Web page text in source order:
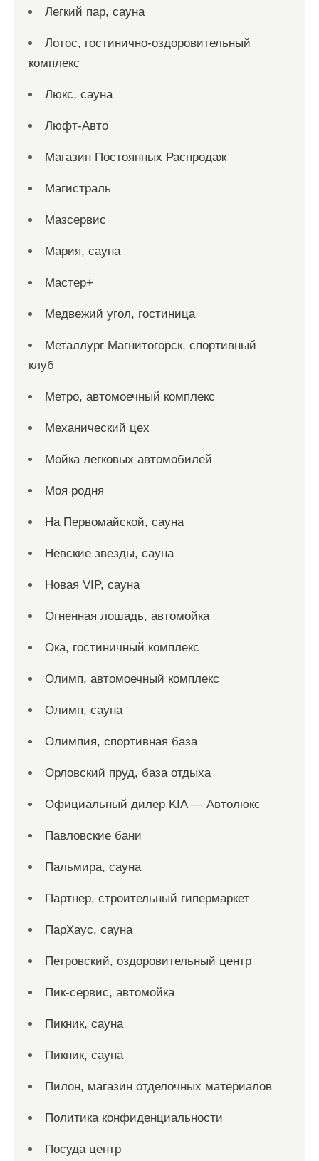
Легкий пар, сауна
Лотос, гостинично-оздоровительный
комплекс
Люкс, сауна
Люфт-Авто
Магазин Постоянных Распродаж
Магистраль
Мазсервис
Мария, сауна
Мастер+
Медвежий угол, гостиница
Металлург Магнитогорск, спортивный
клуб
Метро, автомоечный комплекс
Механический цех
Мойка легковых автомобилей
Моя родня
На Первомайской, сауна
Невские звезды, сауна
Новая VIP, сауна
Огненная лошадь, автомойка
Ока, гостиничный комплекс
Олимп, автомоечный комплекс
Олимп, сауна
Олимпия, спортивная база
Орловский пруд, база отдыха
Официальный дилер KIA — Автолюкс
Павловские бани
Пальмира, сауна
Партнер, строительный гипермаркет
ПарХаус, сауна
Петровский, оздоровительный центр
Пик-сервис, автомойка
Пикник, сауна
Пикник, сауна
Пилон, магазин отделочных материалов
Политика конфиденциальности
Посуда центр